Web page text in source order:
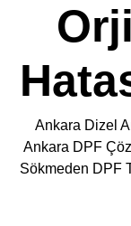
Ankara Dizel
Ankara DPF
Sökmeden DPF